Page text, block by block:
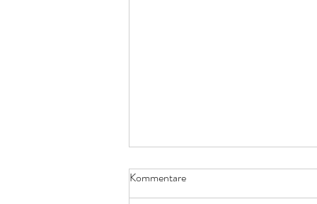
SMJG und die Folgen bzw der
Kommentare